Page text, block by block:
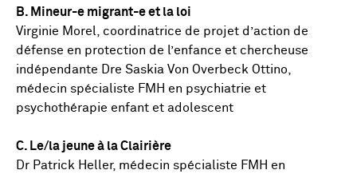
B. Mineur-e migrant-e et la loi
Virginie Morel, coordinatrice de projet d’action de
défense en protection de l’enfance et chercheuse
indépendante Dre Saskia Von Overbeck Ottino,
médecin spécialiste FMH en psychiatrie et
psychothérapie enfant et adolescent
C. Le/la jeune à la Clairière
Dr Patrick Heller, médecin spécialiste FMH en